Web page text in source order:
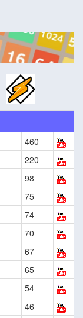
460
220
98
75
74
70
67
65
54
46